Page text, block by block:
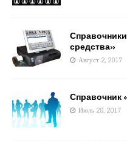
средства»
Август 2, 2017
Справочник
Июль 28, 2017